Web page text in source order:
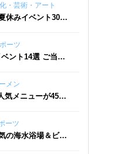
・芸術・アート
休みイベント30
ーツ
ント14選 ご当地
メン
気メニューが450
ーツ
の海水浴場＆ビー